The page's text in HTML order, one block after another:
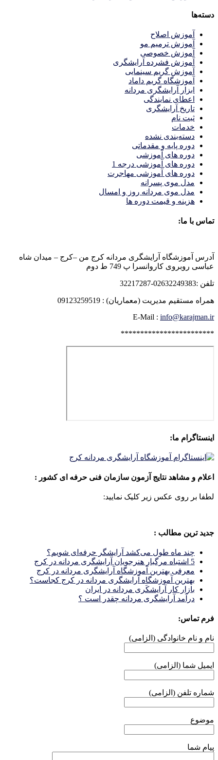
دسته‌ها
آموزش اصلاح
آموزش ترمیم مو
آموزش خصوصی
آموزش فشرده آرایشگری
آموزش گریم سینمایی
آموزشگاه گریم داماد
ابزار آرایشگری مردانه
اعطای نمایندگی
تاریخ آرایشگری
ثبت نام
خدمات
دسته‌بندی نشده
دوره پایه و مقدماتی
دوره های آموزشی
دوره های آموزشی درجه 1
دوره های آموزشی مهاجرت
مدل موی پسرانه
مدل موی مردانه روز و امسال
هزینه و قیمت دوره ها
تماس با ما:
آدرس آموزشگاه آرایشگری مردانه کرج من –کرج – میدان شاه
عباسی روبروی کاروانسرا پ 749 ط دوم
تلفن :02632249383-32217287
همراه مستقیم مدیریت (معماریان) : 09123259519
E-Mail : info@karajman.ir
************************
اینستاگرام ما:
اعلام و مشاهد نتایج آزمون سازمان فنی حرفه ای کشور :
لطفا بر روی عکس زیر کلیک نمایید:
جدید ترین مطالب :
چند ماه طول می‌کشد آرایشگر حرفه‌ای شویم؟
5 اشتباه مرگبار هنرجویان آرایشگری مردانه در کرج
معرفی بهترین آموزشگاه آرایشگری مردانه در کرج
بهترین آموزشگاه آرایشگری مردانه در کرج کجاست؟
بازار كار آرايشكَرى مردانه در ايران
درآمد آرایشگری مردانه چقدر است ؟
فرم تماس:
نام و نام خانوادگی (الزامی)
ایمیل شما (الزامی)
شماره تلفن (الزامی)
موضوع
پیام شما